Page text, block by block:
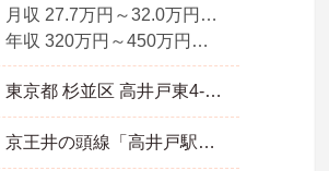
月収 27.7万円～32.0万円程度(諸手当込み)
年収 320万円～450万円程度(諸手当込み)
東京都 杉並区 高井戸東4-12-31
京王井の頭線「高井戸駅」徒歩13分